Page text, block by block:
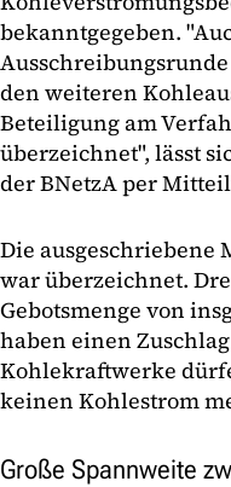
bekanntgegeben.
den weiteren
Beteiligung am
überzeichnet", lässt
der BNetzA per
Die ausgeschriebene
war überzeichnet.
Gebotsmenge von
haben einen
Kohlekraftwerke
keinen Kohlestrom
Große Spannweite